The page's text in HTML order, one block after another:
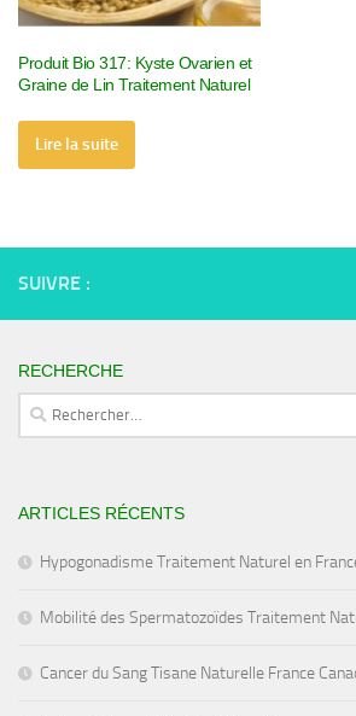
Produit Bio 317: Kyste Ovarien et
Graine de Lin Traitement Naturel
Lire la suite
SUIVRE :
RECHERCHE
Rechercher :
ARTICLES RÉCENTS
Hypogonadisme Traitement Naturel en
Mobilité des Spermatozoïdes Traitement
Cancer du Sang Tisane Naturelle France